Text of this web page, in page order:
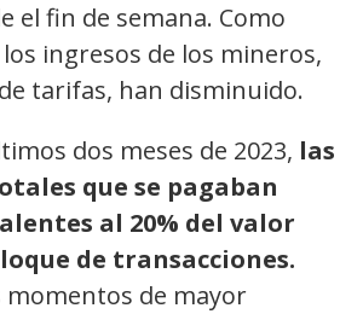
el fin de semana. Como
ingresos de los mineros,
tarifas, han disminuido.
dos meses de 2023, las
que se pagaban
al 20% del valor
de transacciones.
momentos de mayor